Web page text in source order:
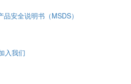
品安全说明书（MSDS）
入我们